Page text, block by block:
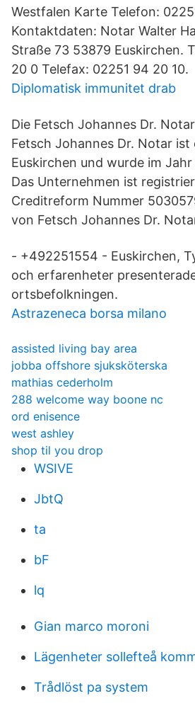
Westfalen Karte Telefon:
Kontaktdaten: Notar Walter
Straße 73 53879 Euskirchen.
20 0 Telefax: 02251 94 20 10.
Diplomatisk immunitet drab
Die Fetsch Johannes Dr.
Fetsch Johannes Dr. Notar ist
Euskirchen und wurde im
Das Unternehmen ist
Creditreform Nummer
von Fetsch Johannes Dr.
- +492251554 - Euskirchen,
och erfarenheter
ortsbefolkningen.
Astrazeneca borsa milano
assisted living bay area
jobba offshore sjuksköterska
mathias cederholm
288 welcome way boone nc
ord enisence
west ashley
shop til you drop
WSIVE
JbtQ
ta
bF
lq
Gian marco moroni
Lägenheter sollefteå
Trådlöst pa system